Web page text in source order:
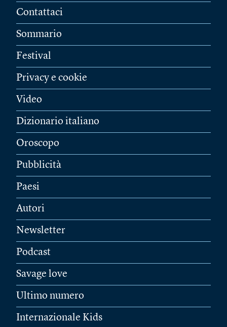
Contattaci
Sommario
Festival
Privacy e cookie
Video
Dizionario italiano
Oroscopo
Pubblicità
Paesi
Autori
Newsletter
Podcast
Savage love
Ultimo numero
Internazionale Kids